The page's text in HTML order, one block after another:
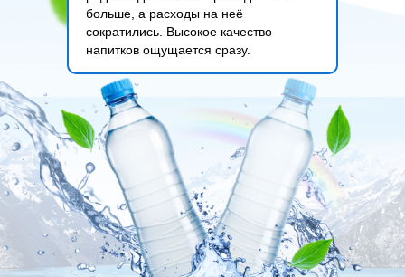
больше, а расходы на неё
сократились. Высокое качество
напитков ощущается сразу.